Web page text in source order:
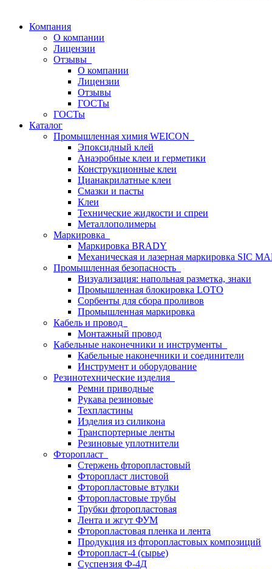
Компания
О компании
Лицензии
Отзывы
О компании
Лицензии
Отзывы
ГОСТы
ГОСТы
Каталог
Промышленная химия WEICON
Эпоксидный клей
Анаэробные клеи и герметики
Конструкционные клеи
Цианакрилатные клеи
Смазки и пасты
Клеи
Технические жидкости и спреи
Металлополимеры
Маркировка
Маркировка BRADY
Механическая и лазерная маркировка SIC
Промышленная безопасность
Визуализация: напольная разметка, знаки
Промышленная блокировка LOTO
Сорбенты для сбора проливов
Промышленная маркировка
Кабель и провод
Монтажный провод
Кабельные наконечники и инструменты
Кабельные наконечники и соединители
Инструмент и оборудование
Резинотехнические изделия
Ремни приводные
Рукава резиновые
Техпластины
Изделия из силикона
Транспортерные ленты
Резиновые уплотнители
Фторопласт
Стержень фторопластовый
Фторопласт листовой
Фторопластовые втулки
Фторопластовые трубы
Трубки фторопластовая
Лента и жгут ФУМ
Фторопластовая пленка и лента
Продукция из фторопластовых композиций
Фторопласт-4 (сырье)
Суспензия Ф-4Д